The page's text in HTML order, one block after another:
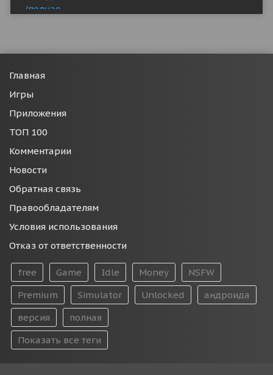
Главная
Игры
Приложения
ТОП 100
Комментарии
Новости
Обратная связь
Правообладателям
Условия использования
Отказ от ответственности
free Game Idle Money
NSFW
Premium
Simulator Unlocked
андроида
версия
полная
Показать все теги